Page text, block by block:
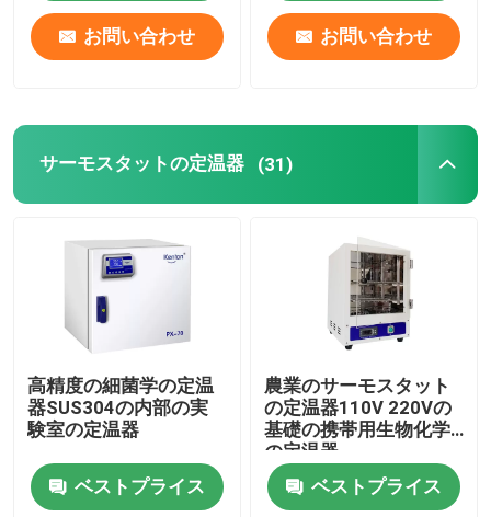
工業用乾燥オーブン
サーモスタットの定温器
冷却の定温器
恒温恒湿槽
気候上部屋
お問い合わせ お問い合わせ
サーモスタットの定温器 (31)
高精度の細菌学の定温
器SUS304の内部の実
験室の定温器
ベストプライス
農業のサーモスタット
の定温器110V 220Vの
基礎の携帯用生物化学
の定温器
ベストプライス